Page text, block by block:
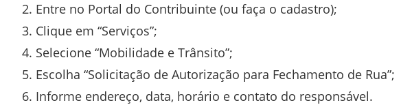
2. Entre no Portal do Contribuinte (ou faça o cadastro);
3. Clique em “Serviços”;
4. Selecione “Mobilidade e Trânsito”;
5. Escolha “Solicitação de Autorização para Fechamento de Rua”;
6. Informe endereço, data, horário e contato do responsável.